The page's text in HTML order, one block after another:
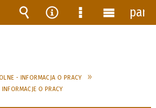
- INFORMACJA O PRACY
INFORMACJE O PRACY
Wyszukiwarka
Narzędzia
MenuMenu